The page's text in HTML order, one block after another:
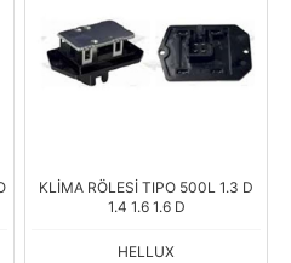
KLİMA RÖLESİ TIPO 500L 1.3 D
1.4 1.6 1.6 D
HELLUX